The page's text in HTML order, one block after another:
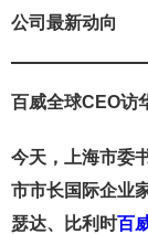
公司最新动向
百威全球CEO访
今天，上海市委
市市长国际企业
瑟达、比利时百